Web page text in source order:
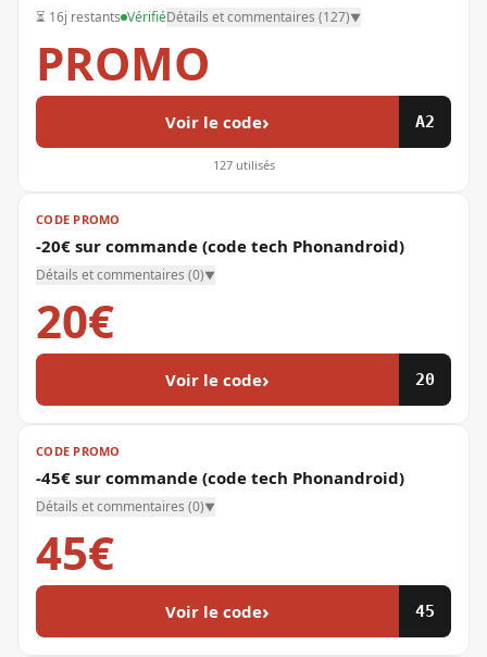
PROMO
⏳ 16j restants VérifiéDétails et commentaires (127)▼
Voir le code› A2
127utilisés
20€
CODE PROMO
-20€ sur commande (code tech Phonandroid)
Détails et commentaires (0)▼
Voir le code› 20
45€
CODE PROMO
-45€ sur commande (code tech Phonandroid)
Détails et commentaires (0)▼
Voir le code› 45